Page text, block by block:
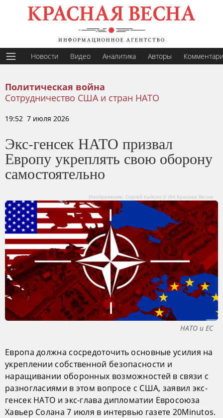
Новости Видео Аналитика Авторы
Политическая война
Сотрудничество США и стран НАТО
19:52 7 июля 2026
Экс-генсек НАТО призвал
Европу укреплять свою оборону
самостоятельно
Изображение: Сергей Кайсин © ИА Красная Весна
НАТО и ЕС
Европа должна сосредоточить основные усилия на
укреплении собственной безопасности и
наращивании оборонных возможностей в связи с
разногласиями в этом вопросе с США, заявил экс-
генсек НАТО и экс-глава дипломатии Евросоюза
Хавьер Солана 7 июля в интервью газете 20Minutos.